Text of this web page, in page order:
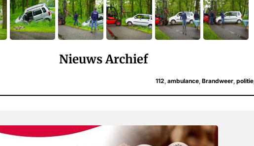
Nieuws Archief
112 ambulance Brandweer politie